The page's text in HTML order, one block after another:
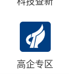
高企专区